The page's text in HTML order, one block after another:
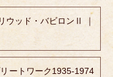
ウッド・バビロンⅡ ｜
ートワーク1935-1974